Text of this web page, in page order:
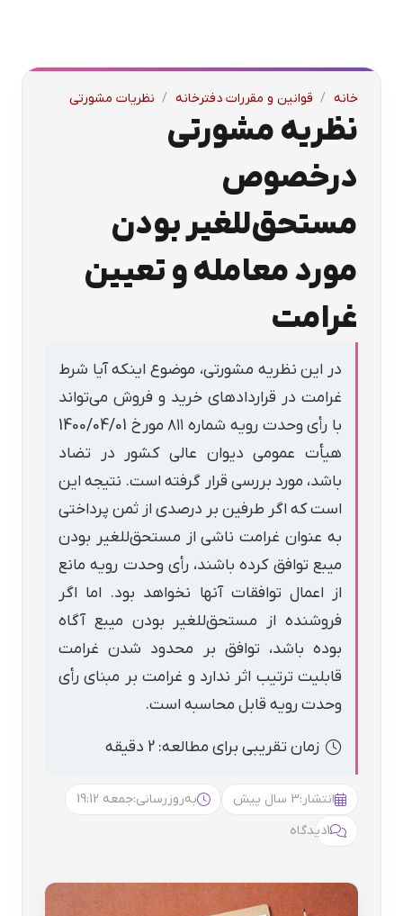
خانه / قوانین و مقررات دفترخانه / نظریات مشورتی
نظریه مشورتی
درخصوص
مستحق‌للغیر بودن
مورد معامله و تعیین
غرامت
در این نظریه مشورتی، موضوع اینکه آیا شرط
غرامت در قراردادهای خرید و فروش می‌تواند
با رأی وحدت رویه شماره ۸۱۱ مورخ 1400/04/01
هیأت عمومی دیوان عالی کشور در تضاد
باشد، مورد بررسی قرار گرفته است. نتیجه این
است که اگر طرفین بر درصدی از ثمن پرداختی
به عنوان غرامت ناشی از مستحق‌للغیر بودن
میبع توافق کرده باشند، رأی وحدت رویه مانع
از اعمال توافقات آنها نخواهد بود. اما اگر
فروشنده از مستحق‌للغیر بودن میبع آگاه
بوده باشد، توافق بر محدود شدن غرامت
قابلیت ترتیب اثر ندارد و غرامت بر مبنای رأی
وحدت رویه قابل محاسبه است.
زمان تقریبی برای مطالعه: 2 دقیقه
انتشار:3 سال پیش به‌روزرسانی:جمعه 19:12
1دیدگاه